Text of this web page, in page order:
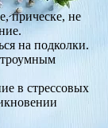
прическе, не
на подколки.
в стрессовых